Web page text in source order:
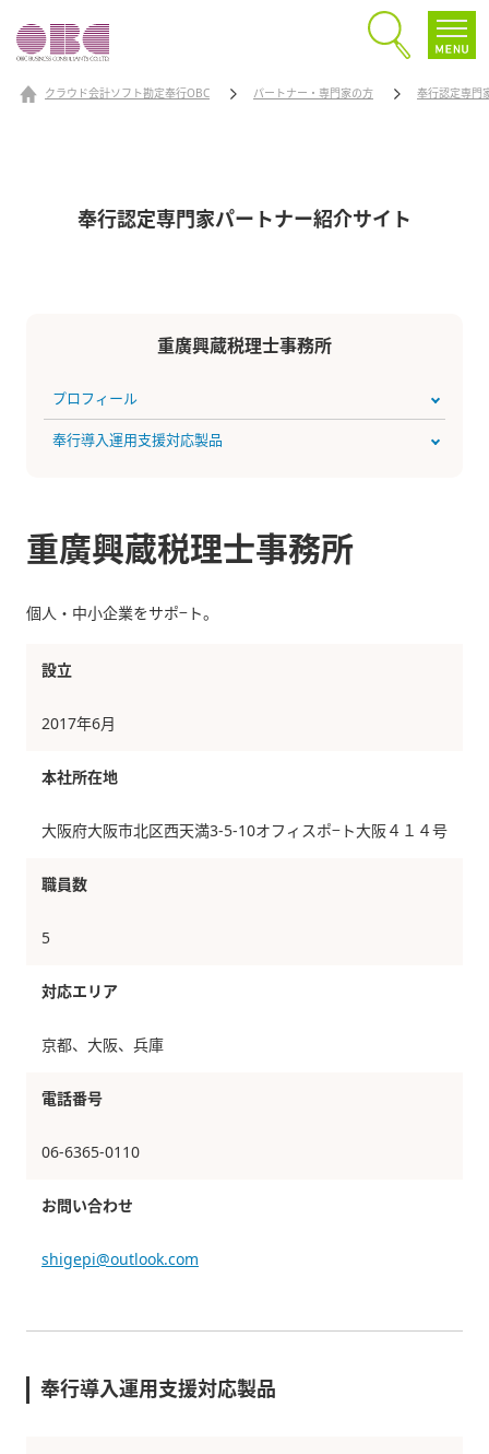
クラウド会計ソフト勘定奉行OBC パートナー・専門家の方 奉行認定専門
奉行認定専門家パートナー紹介サイト
重廣興蔵税理士事務所
プロフィール
奉行導入運用支援対応製品
重廣興蔵税理士事務所
個人・中小企業をサポ−ト。
設立
2017年6月
本社所在地
大阪府大阪市北区西天満3-5-10オフィスポ−ト大阪４１４号
職員数
5
対応エリア
京都、大阪、兵庫
電話番号
06-6365-0110
お問い合わせ
shigepi@outlook.com
奉行導入運用支援対応製品